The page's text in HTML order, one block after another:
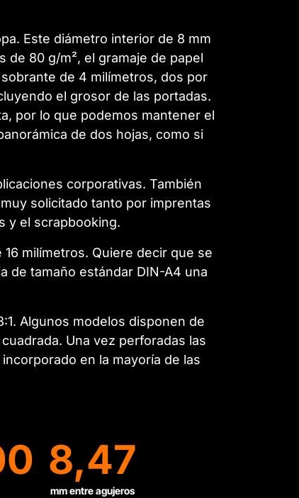
Este diámetro interior de 8 mm
80 g/m², el gramaje de papel
de 4 milímetros, dos por
el grosor de las portadas.
por lo que podemos mantener el
de dos hojas, como si
corporativas. También
solicitado tanto por imprentas
y el scrapbooking.
milímetros. Quiere decir que se
de tamaño estándar DIN-A4 una
Algunos modelos disponen de
Una vez perforadas las
en la mayoría de las
8,47
mm entre agujeros